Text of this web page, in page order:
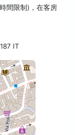
間限制)，在客房
IT